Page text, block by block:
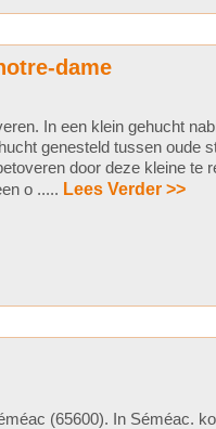
dame
In een klein gehucht
genesteld tussen oude
door deze kleine te
o ..... Lees Verder >>
(65600). In Séméac.